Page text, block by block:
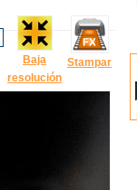
Baja
resolución
Stampar